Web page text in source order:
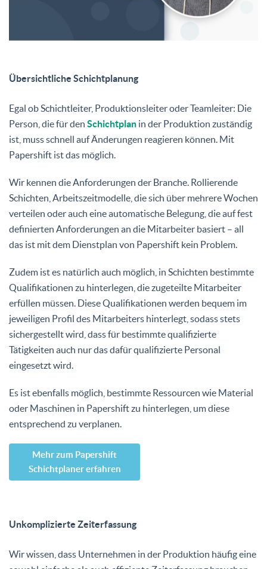
Übersichtliche Schichtplanung
Egal ob Schichtleiter, Produktionsleiter oder Teamleiter: Die
Person, die für den Schichtplan in der Produktion zuständig
ist, muss schnell auf Änderungen reagieren können. Mit
Papershift ist das möglich.
Wir kennen die Anforderungen der Branche. Rollierende
Schichten, Arbeitszeitmodelle, die sich über mehrere Wochen
verteilen oder auch eine automatische Belegung, die auf fest
definierten Anforderungen an die Mitarbeiter basiert – all
das ist mit dem Dienstplan von Papershift kein Problem.
Zudem ist es natürlich auch möglich, in Schichten bestimmte
Qualifikationen zu hinterlegen, die zugeteilte Mitarbeiter
erfüllen müssen. Diese Qualifikationen werden bequem im
jeweiligen Profil des Mitarbeiters hinterlegt, sodass stets
sichergestellt wird, dass für bestimmte qualifizierte
Tätigkeiten auch nur das dafür qualifizierte Personal
eingesetzt wird.
Es ist ebenfalls möglich, bestimmte Ressourcen wie Material
oder Maschinen in Papershift zu hinterlegen, um diese
entsprechend zu verplanen.
Mehr zum Papershift
Schichtplaner erfahren
Unkomplizierte Zeiterfassung
Wir wissen, dass Unternehmen in der Produktion häufig eine